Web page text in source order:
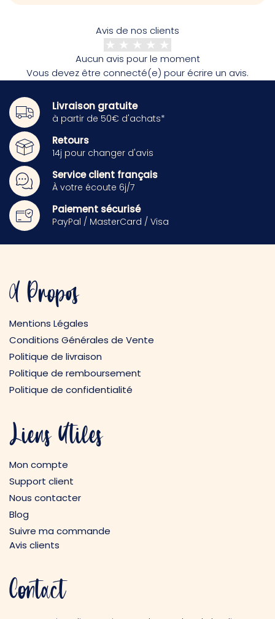
Avis de nos clients
Aucun avis pour le moment
Vous devez être connecté(e) pour écrire un avis.
Livraison gratuite
à partir de 50€ d'achats*
Retours
14j pour changer d'avis
Service client français
À votre écoute 6j/7
Paiement sécurisé
PayPal / MasterCard / Visa
A Propos
Mentions Légales
Conditions Générales de Vente
Politique de livraison
Politique de remboursement
Politique de confidentialité
Liens Utiles
Mon compte
Support client
Nous contacter
Blog
Suivre ma commande
Avis clients
Contact